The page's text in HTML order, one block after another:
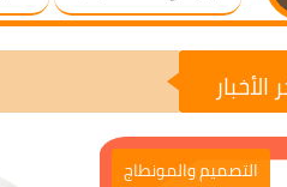
الأخبار
التصميم والمونطاج